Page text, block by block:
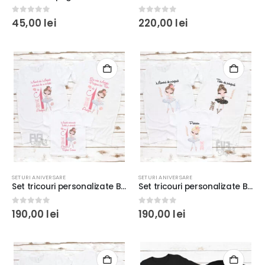
0out of 5
45,00 lei 0out of 5
220,00 lei
SETURI ANIVERSARE
Set tricouri personalizate Balerina, culoare alb/negru, regular fit, rezistente la spălări, bumbac 100% #3 alb
0out of 5
190,00 lei
SETURI ANIVERSARE
Set tricouri personalizate Balerina, culoare alba, rezistente la spălări, bumbac 100%, Regular fit
0out of 5
190,00 lei